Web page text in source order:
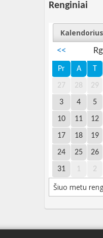
Renginiai
Kalendorius
<<
Pr A T
27 28 29
3 4 5
10 11 12
17 18 19
24 25 26
31 1 2
Šiuo metu